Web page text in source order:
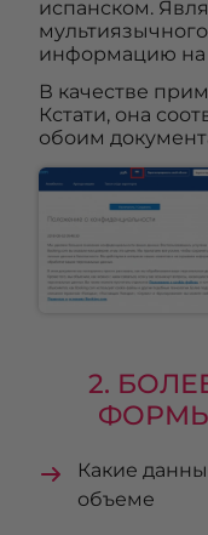
испанском.
информацию на
В качестве
Кстати, она
обоим
2.
Какие
объеме